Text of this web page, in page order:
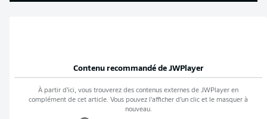
Contenu recommandé de JWPlayer
À partir d’ici, vous trouverez des contenus externes de JWPlayer en
complément de cet article. Vous pouvez l’afficher d’un clic et le masquer à
nouveau.